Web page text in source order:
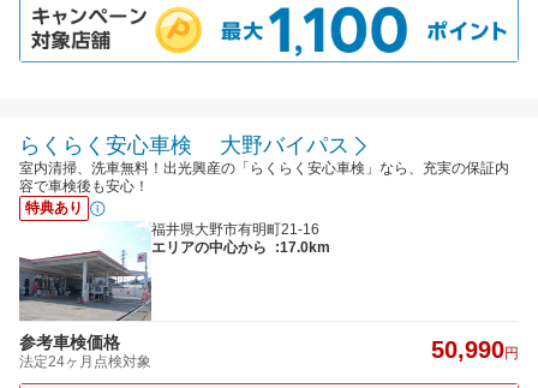
らくらく安心車検 大野バイパス
室内清掃、洗車無料！出光興産の「らくらく安心車検」なら、充実の保証内
容で車検後も安心！
特典あり
福井県大野市有明町21-16
エリアの中心から
:17.0km
参考車検価格
法定24ヶ月点検対象 50,990円